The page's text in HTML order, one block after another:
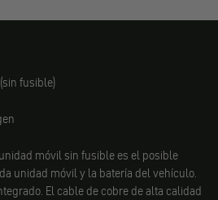
fusible)
móvil sin fusible es el posible
unidad móvil y la batería del vehículo.
El cable de cobre de alta calidad